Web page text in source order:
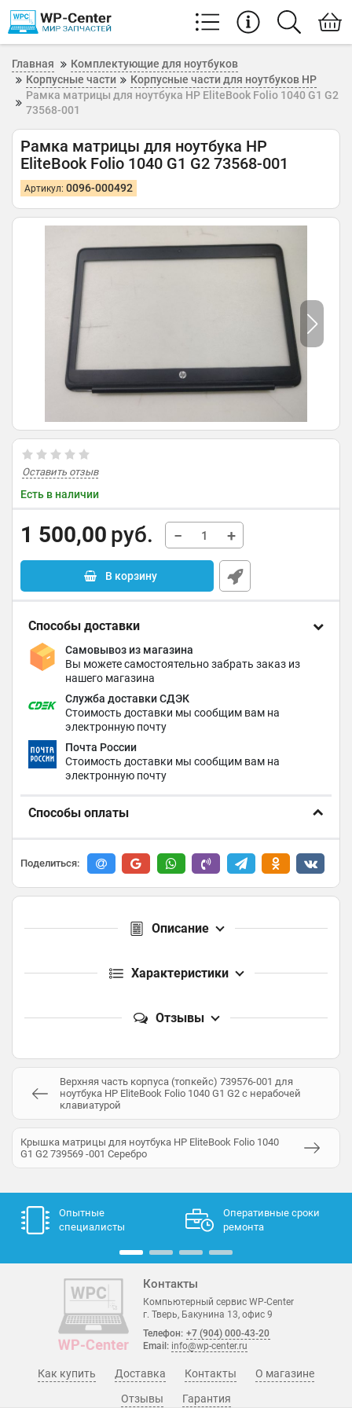
Главная
Комплектующие для ноутбуков
Корпусные части
Корпусные части для ноутбуков HP
Рамка матрицы для ноутбука HP EliteBook Folio 1040 G1 G2
73568-001
Рамка матрицы для ноутбука HP
EliteBook Folio 1040 G1 G2 73568-001
Артикул: 0096-000492
Оставить отзыв
Есть в наличии
1 500,00 руб. − +
В корзину
Способы доставки
Самовывоз из магазина
Вы можете самостоятельно забрать заказ из
нашего магазина
Служба доставки СДЭК
Стоимость доставки мы сообщим вам на
электронную почту
Почта России
Стоимость доставки мы сообщим вам на
электронную почту
Способы оплаты
Поделиться:
Описание
Характеристики
Отзывы
Верхняя часть корпуса (топкейс) 739576-001 для
ноутбука HP EliteBook Folio 1040 G1 G2 с нерабочей
клавиатурой
Крышка матрицы для ноутбука HP EliteBook Folio 1040
G1 G2 739569 -001 Серебро
Опытные
специалисты
Оперативные сроки
ремонта
Контакты
Компьютерный сервис WP-Center
г. Тверь, Бакунина 13, офис 9
Телефон: +7 (904) 000-43-20
Email: info@wp-center.ru
О магазине
Гарантия
Отзывы
Как купить Доставка Контакты